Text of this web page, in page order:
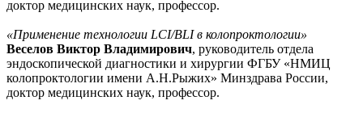
доктор медицинских наук, профессор.
«Применение технологии LCI/BLI в колопроктологии»
Веселов Виктор Владимирович, руководитель отдела
эндоскопической диагностики и хирургии ФГБУ «НМИЦ
колопроктологии имени А.Н.Рыжих» Минздрава России,
доктор медицинских наук, профессор.